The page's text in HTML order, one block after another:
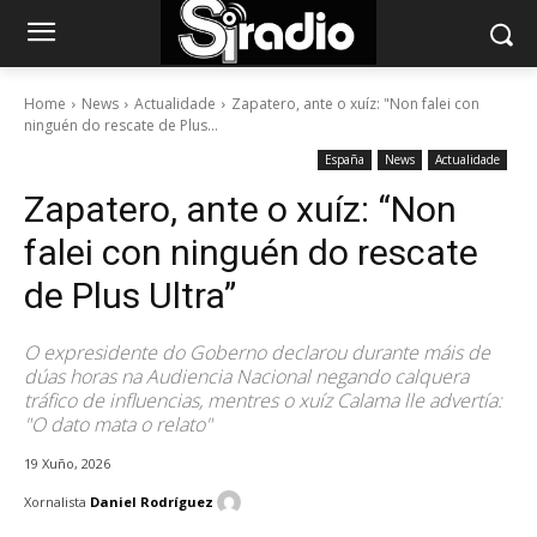
Home News Actualidade
Zapatero, ante o xuíz: "Non falei con
ninguén do rescate de Plus...
España News Actualidade
Zapatero, ante o xuíz: “Non
falei con ninguén do rescate
de Plus Ultra”
O expresidente do Goberno declarou durante máis de
dúas horas na Audiencia Nacional negando calquera
tráfico de influencias, mentres o xuíz Calama lle advertía:
"O dato mata o relato"
19 Xuño, 2026
Xornalista Daniel Rodríguez